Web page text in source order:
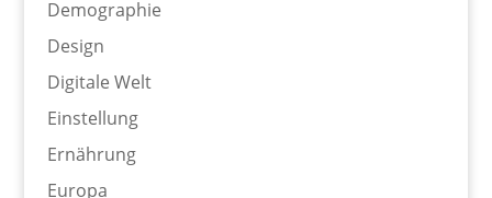
Demographie
Design
Digitale Welt
Einstellung
Ernährung
Europa